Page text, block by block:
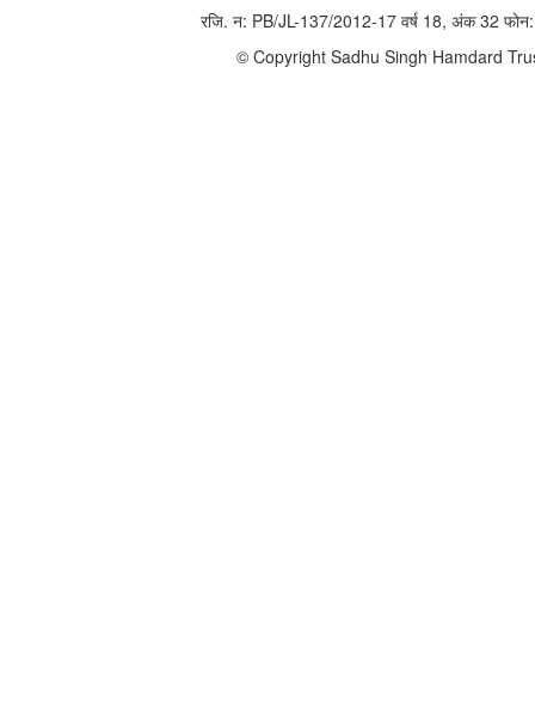
रजि. न: PB/JL-137/2012-17 वर्ष 18, अंक 32
© Copyright Sadhu Singh Hamdard